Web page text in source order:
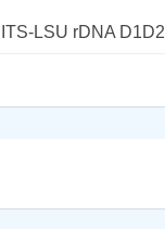
ITS-LSU rDNA D1D2